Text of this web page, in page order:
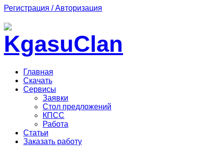
Регистрация / Авторизация
Главная
Скачать
Сервисы
Заявки
Стол предложений
КПСС
Работа
Статьи
Заказать работу